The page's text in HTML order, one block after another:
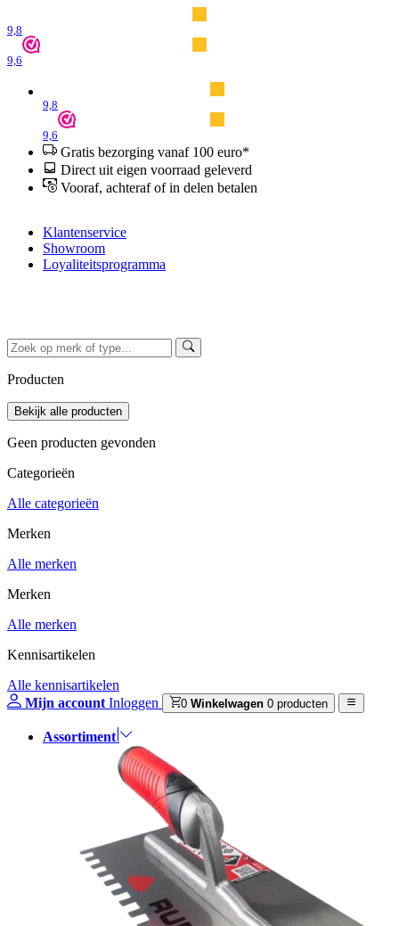
9,8
9,6
9,8
9,6
Gratis bezorging vanaf 100 euro*
Direct uit eigen voorraad geleverd
Vooraf, achteraf of in delen betalen
Klantenservice
Showroom
Loyaliteitsprogramma
Producten
Geen producten gevonden
Categorieën
Alle categorieën
Merken
Alle merken
Merken
Alle merken
Kennisartikelen
Alle kennisartikelen
Mijn account Inloggen 0 Winkelwagen 0 producten
Assortiment